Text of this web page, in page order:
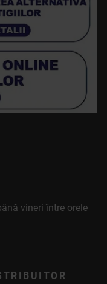
vineri între orele